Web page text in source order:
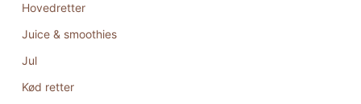
Hovedretter
Juice & smoothies
Jul
Kød retter